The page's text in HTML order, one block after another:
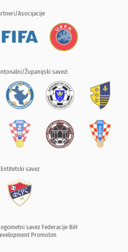
Asocijacije
Županijski savezi
Entitetski savez
savez Federacije BiH
Promotim